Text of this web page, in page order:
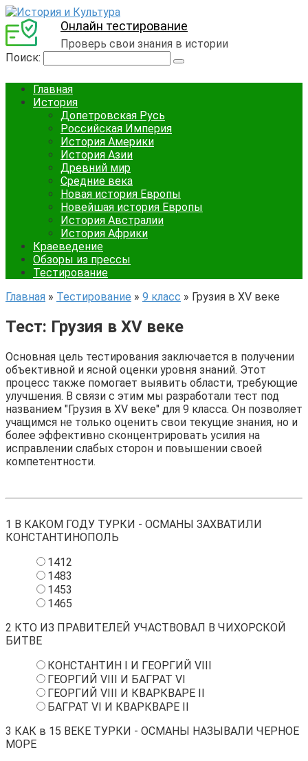
Онлайн тестирование
Проверь свои знания в истории
Поиск:
Главная
История
Допетровская Русь
Российская Империя
История Америки
История Азии
Древний мир
Средние века
Новая история Европы
Новейшая история Европы
История Австралии
История Африки
Краеведение
Обзоры из прессы
Тестирование
Главная » Тестирование » 9 класс » Грузия в XV веке
Тест: Грузия в XV веке
Основная цель тестирования заключается в получении
объективной и ясной оценки уровня знаний. Этот
процесс также помогает выявить области, требующие
улучшения. В связи с этим мы разработали тест под
названием "Грузия в XV веке" для 9 класса. Он позволяет
учащимся не только оценить свои текущие знания, но и
более эффективно сконцентрировать усилия на
исправлении слабых сторон и повышении своей
компетентности.
1 В КАКОМ ГОДУ ТУРКИ - ОСМАНЫ ЗАХВАТИЛИ
КОНСТАНТИНОПОЛЬ
1412
1483
1453
1465
2 КТО ИЗ ПРАВИТЕЛЕЙ УЧАСТВОВАЛ В ЧИХОРСКОЙ
БИТВЕ
КОНСТАНТИН I И ГЕОРГИЙ VIII
ГЕОРГИЙ VIII И БАГРАТ VI
ГЕОРГИЙ VIII И КВАРКВАРЕ II
БАГРАТ VI И КВАРКВАРЕ II
3 КАК в 15 ВЕКЕ ТУРКИ - ОСМАНЫ НАЗЫВАЛИ ЧЕРНОЕ
МОРЕ